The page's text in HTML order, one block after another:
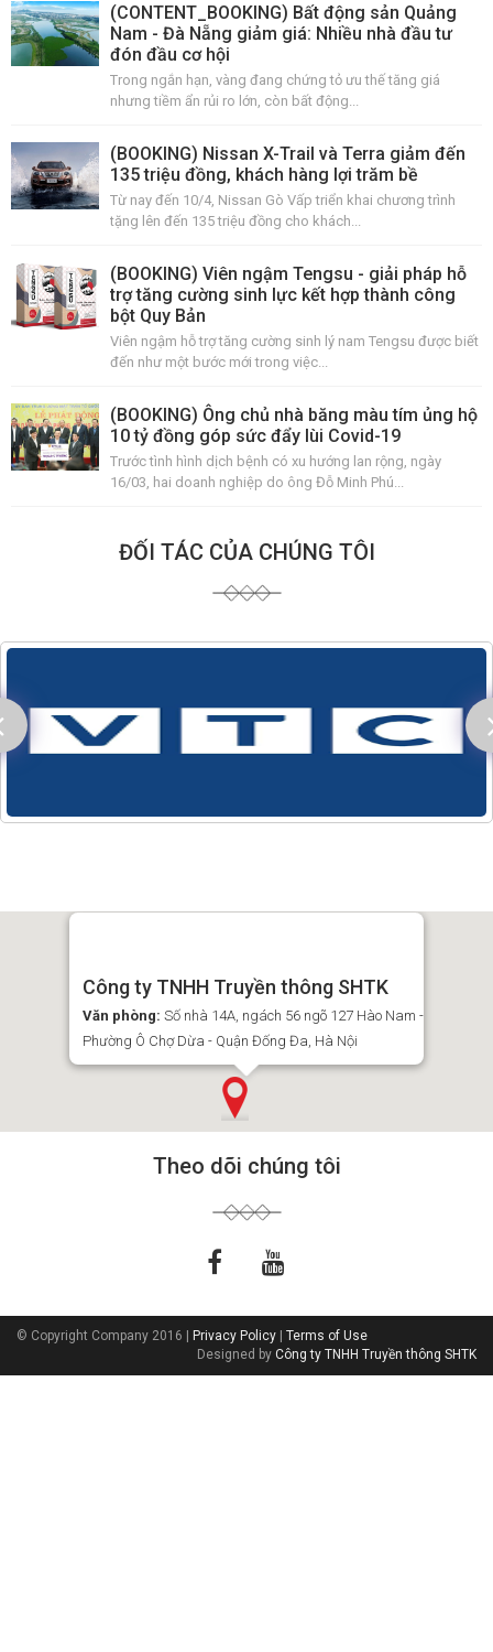
(CONTENT_BOOKING) Bất động sản Quảng
Nam - Đà Nẵng giảm giá: Nhiều nhà đầu tư
đón đầu cơ hội
Trong ngắn hạn, vàng đang chứng tỏ ưu thế tăng giá
nhưng tiềm ẩn rủi ro lớn, còn bất động...
(BOOKING) Nissan X-Trail và Terra giảm đến
135 triệu đồng, khách hàng lợi trăm bề
Từ nay đến 10/4, Nissan Gò Vấp triển khai chương trình
tặng lên đến 135 triệu đồng cho khách...
(BOOKING) Viên ngậm Tengsu - giải pháp hỗ
trợ tăng cường sinh lực kết hợp thành công
bột Quy Bản
Viên ngậm hỗ trợ tăng cường sinh lý nam Tengsu được biết
đến như một bước mới trong việc...
(BOOKING) Ông chủ nhà băng màu tím ủng hộ
10 tỷ đồng góp sức đẩy lùi Covid-19
Trước tình hình dịch bệnh có xu hướng lan rộng, ngày
16/03, hai doanh nghiệp do ông Đỗ Minh Phú...
ĐỐI TÁC CỦA CHÚNG TÔI
Công ty TNHH Truyền thông SHTK
Văn phòng: Số nhà 14A, ngách 56 ngõ 127 Hào Nam -
Phường Ô Chợ Dừa - Quận Đống Đa, Hà Nội
Theo dõi chúng tôi
© Copyright Company 2016 | Privacy Policy | Terms of Use
Designed by Công ty TNHH Truyền thông SHTK